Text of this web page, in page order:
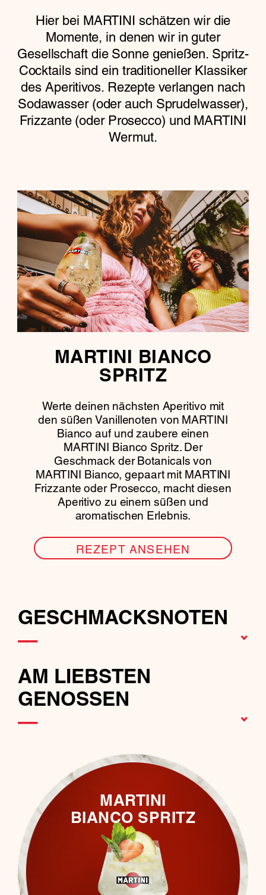
Hier bei MARTINI schätzen wir die
Momente, in denen wir in guter
Gesellschaft die Sonne genießen. Spritz-
Cocktails sind ein traditioneller Klassiker
des Aperitivos. Rezepte verlangen nach
Sodawasser (oder auch Sprudelwasser),
Frizzante (oder Prosecco) und MARTINI
Wermut.
MARTINI BIANCO
SPRITZ
Werte deinen nächsten Aperitivo mit
den süßen Vanillenoten von MARTINI
Bianco auf und zaubere einen
MARTINI Bianco Spritz. Der
Geschmack der Botanicals von
MARTINI Bianco, gepaart mit MARTINI
Frizzante oder Prosecco, macht diesen
Aperitivo zu einem süßen und
aromatischen Erlebnis.
REZEPT ANSEHEN
GESCHMACKSNOTEN
—
AM LIEBSTEN
GENOSSEN
—
MARTINI
BIANCO SPRITZ